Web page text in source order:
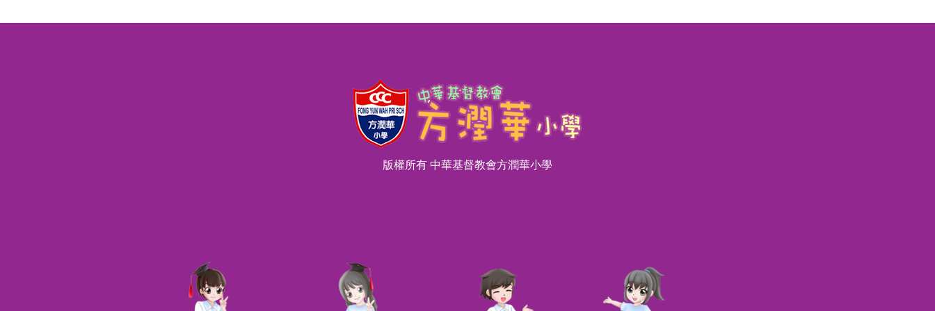
版權所有 中華基督教會方潤華小學